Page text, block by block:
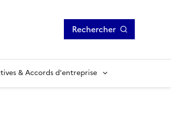
Rechercher
& Accords d'entreprise